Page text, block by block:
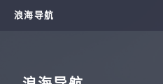
浪海导航